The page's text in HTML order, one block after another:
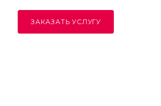
ЗАКАЗАТЬ УСЛУГУ